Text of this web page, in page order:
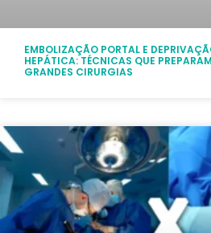
EMBOLIZAÇÃO PORTAL E
HEPÁTICA: TÉCNICAS QUE
GRANDES CIRURGIAS